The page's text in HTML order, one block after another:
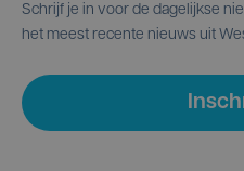
Schrijf je in voor de dagelijkse
het meest recente nieuws uit